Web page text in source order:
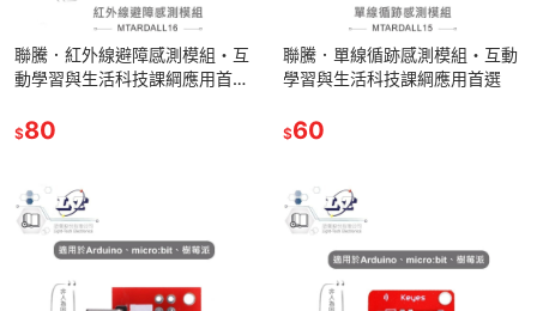
聯騰．紅外線避障感測模組・互
動學習與生活科技課綱應用首
$80
聯騰．單線循跡感測模組・互動
學習與生活科技課綱應用首選
$60